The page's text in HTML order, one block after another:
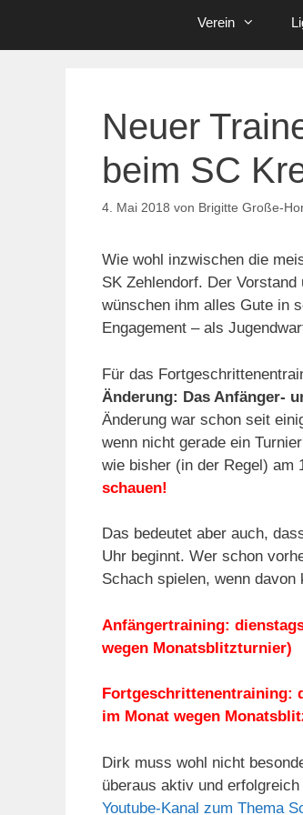
Verein
Neuer
beim SC
4. Mai 2018 von Brigitte Große-
Wie wohl inzwischen die
SK Zehlendorf. Der
wünschen ihm alles Gute in
Engagement – als
Für das
Änderung: Das Anfänger-
Änderung war schon seit
wenn nicht gerade ein
wie bisher (in der Regel) am
schauen!
Das bedeutet aber auch,
Uhr beginnt. Wer schon
Schach spielen, wenn davon
Anfängertraining:
wegen Monatsblitzturnier)
Fortgeschrittenentraining:
im Monat wegen
Dirk muss wohl nicht
überaus aktiv und
Youtube-Kanal zum Thema